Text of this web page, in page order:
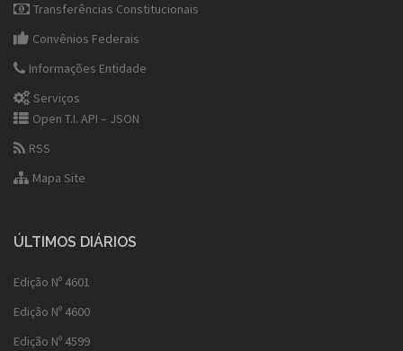
Transferências Constitucionais
Convênios Federais
Informações Entidade
Serviços
Open T.I. API – JSON
RSS
Mapa Site
ÚLTIMOS DIÁRIOS
Edição Nº 4601
Edição Nº 4600
Edição Nº 4599